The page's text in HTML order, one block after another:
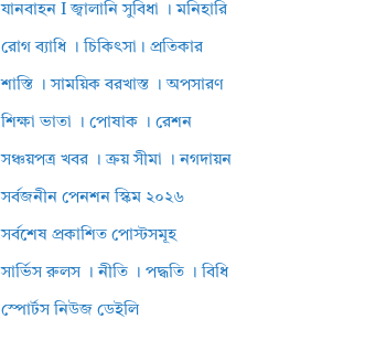
যানবাহন I জ্বালানি সুবিধা । মনিহারি
রোগ ব্যাধি । চিকিৎসা। প্রতিকার
শাস্তি । সাময়িক বরখাস্ত । অপসারণ
শিক্ষা ভাতা । পোষাক । রেশন
সঞ্চয়পত্র খবর । ক্রয় সীমা । নগদায়ন
সর্বজনীন পেনশন স্কিম ২০২৬
সর্বশেষ প্রকাশিত পোস্টসমূহ
সার্ভিস রুলস । নীতি । পদ্ধতি । বিধি
স্পোর্টস নিউজ ডেইলি